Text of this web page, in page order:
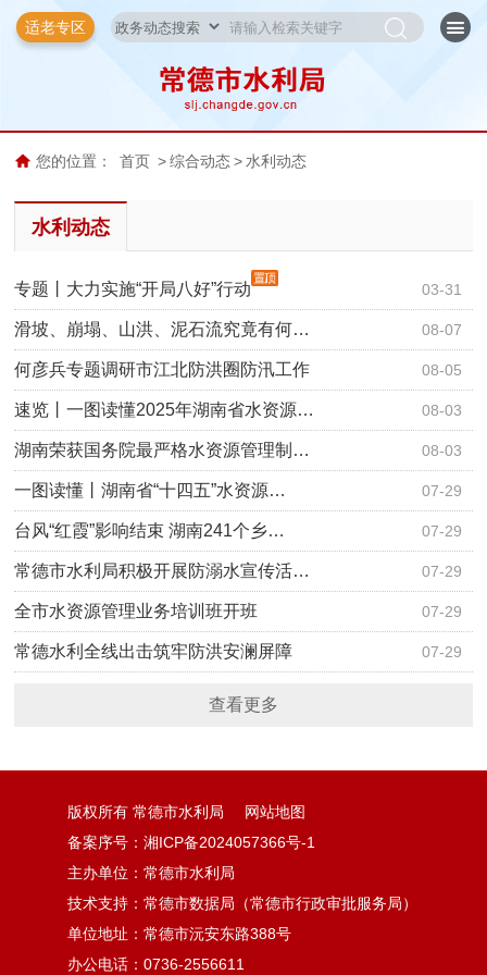
适老专区
您的位置： 首页 > 综合动态 > 水利动态
水利动态
03-31
专题丨大力实施“开局八好”行动
08-07
滑坡、崩塌、山洪、泥石流究竟有何…
08-05
何彦兵专题调研市江北防洪圈防汛工作
08-03
速览丨一图读懂2025年湖南省水资源…
08-03
湖南荣获国务院最严格水资源管理制…
07-29
一图读懂丨湖南省“十四五”水资源…
07-29
台风“红霞”影响结束 湖南241个乡…
07-29
常德市水利局积极开展防溺水宣传活…
07-29
全市水资源管理业务培训班开班
07-29
常德水利全线出击筑牢防洪安澜屏障
查看更多
版权所有 常德市水利局
网站地图
备案序号：湘ICP备2024057366号-1
主办单位：常德市水利局
技术支持：常德市数据局（常德市行政审批服务局）
单位地址：常德市沅安东路388号
办公电话：0736-2556611